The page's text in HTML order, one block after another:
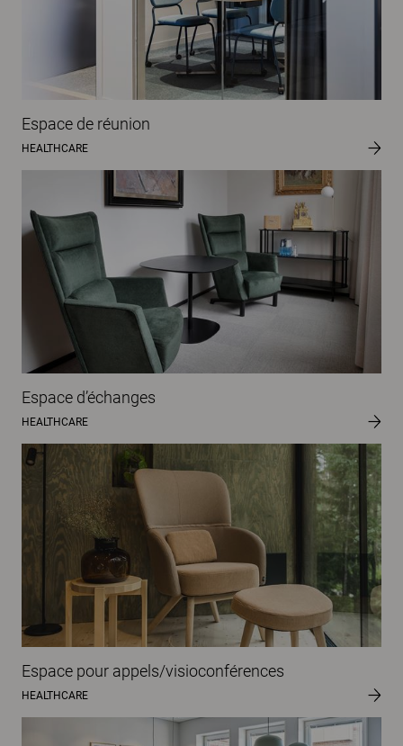
Espace de réunion
HEALTHCARE
Espace d’échanges
HEALTHCARE
Espace pour appels/visioconférences
HEALTHCARE